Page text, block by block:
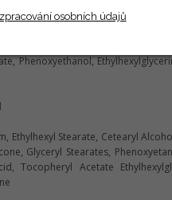
70 ml
Cetearyl Isononanoate,
Phenoxyethanol,
Ethylhexyl Stearate, Cetearyl
Glyceryl Stearates,
Tocopheryl Acetate
osobních údajů